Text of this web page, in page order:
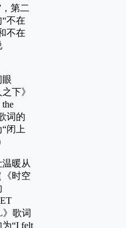
第二
不在
不在
眼
下》
词的
闭上
暖从
《时空
歌词
“I felt